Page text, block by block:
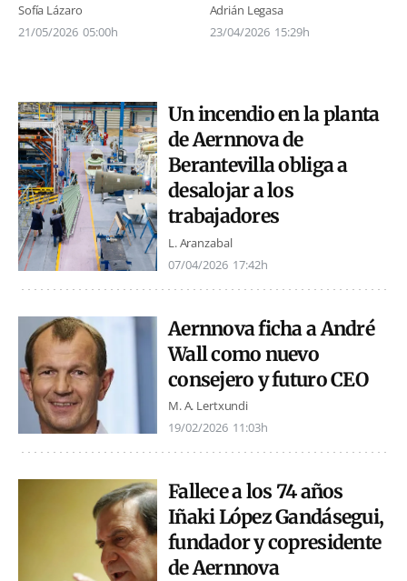
Sofía Lázaro
21/05/2026 05:00h
Adrián Legasa
23/04/2026 15:29h
Un incendio en la planta
de Aernnova de
Berantevilla obliga a
desalojar a los
trabajadores
L. Aranzabal
07/04/2026 17:42h
Aernnova ficha a André
Wall como nuevo
consejero y futuro CEO
M. A. Lertxundi
19/02/2026 11:03h
Fallece a los 74 años
Iñaki López Gandásegui,
fundador y copresidente
de Aernnova